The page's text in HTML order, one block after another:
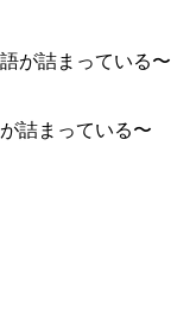
詰まっている〜